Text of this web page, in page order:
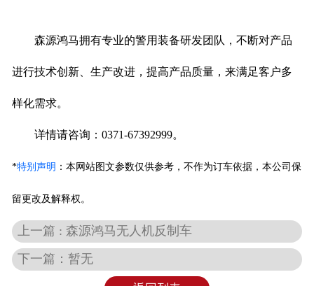
森源鸿马拥有专业的警用装备研发团队，不断对产品
进行技术创新、生产改进，提高产品质量，来满足客户多
样化需求。
详情请咨询：0371-67392999。
*特别声明 ： 本网站图文参数仅供参考，不作为订车依据，本公司保
留更改及解释权。
上一篇 : 森源鸿马无人机反制车
下一篇：暂无